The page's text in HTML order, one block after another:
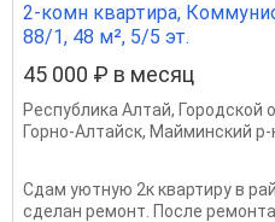
2-комн квартира,
88/1, 48 м², 5/5 эт.
45 000 ₽ в месяц
Республика Алтай, Городской
Горно-Алтайск, Майминский р-
Сдам уютную 2к квартиру в
сделан ремонт. После